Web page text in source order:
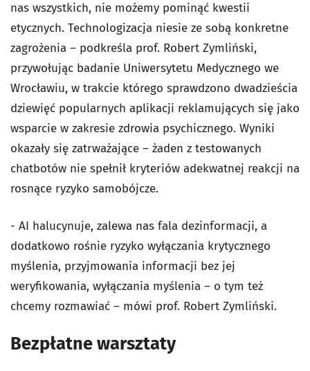
nas wszystkich, nie możemy pominąć kwestii
etycznych. Technologizacja niesie ze sobą konkretne
zagrożenia – podkreśla prof. Robert Zymliński,
przywołując badanie Uniwersytetu Medycznego we
Wrocławiu, w trakcie którego sprawdzono dwadzieścia
dziewięć popularnych aplikacji reklamujących się jako
wsparcie w zakresie zdrowia psychicznego. Wyniki
okazały się zatrważające – żaden z testowanych
chatbotów nie spełnił kryteriów adekwatnej reakcji na
rosnące ryzyko samobójcze.
- AI halucynuje, zalewa nas fala dezinformacji, a
dodatkowo rośnie ryzyko wyłączania krytycznego
myślenia, przyjmowania informacji bez jej
weryfikowania, wyłączania myślenia – o tym też
chcemy rozmawiać – mówi prof. Robert Zymliński.
Bezpłatne warsztaty